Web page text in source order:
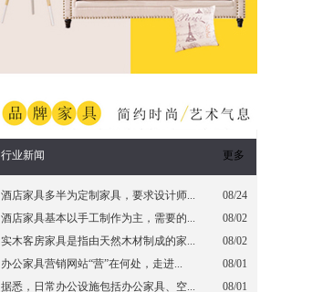
更多
行业新闻
08/24
酒店家具多半为定制家具，要求设计师...
08/02
酒店家具基本以手工制作为主，需要的...
08/02
实木客房家具是指由天然木材制成的家...
08/01
办公家具营销网站“营”在何处，走进...
08/01
据悉，日常办公设施包括办公家具、空...